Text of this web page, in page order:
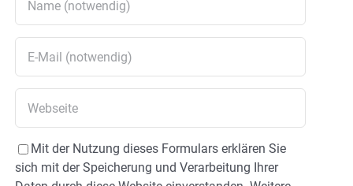
Mit der Nutzung dieses Formulars erklären Sie
sich mit der Speicherung und Verarbeitung Ihrer